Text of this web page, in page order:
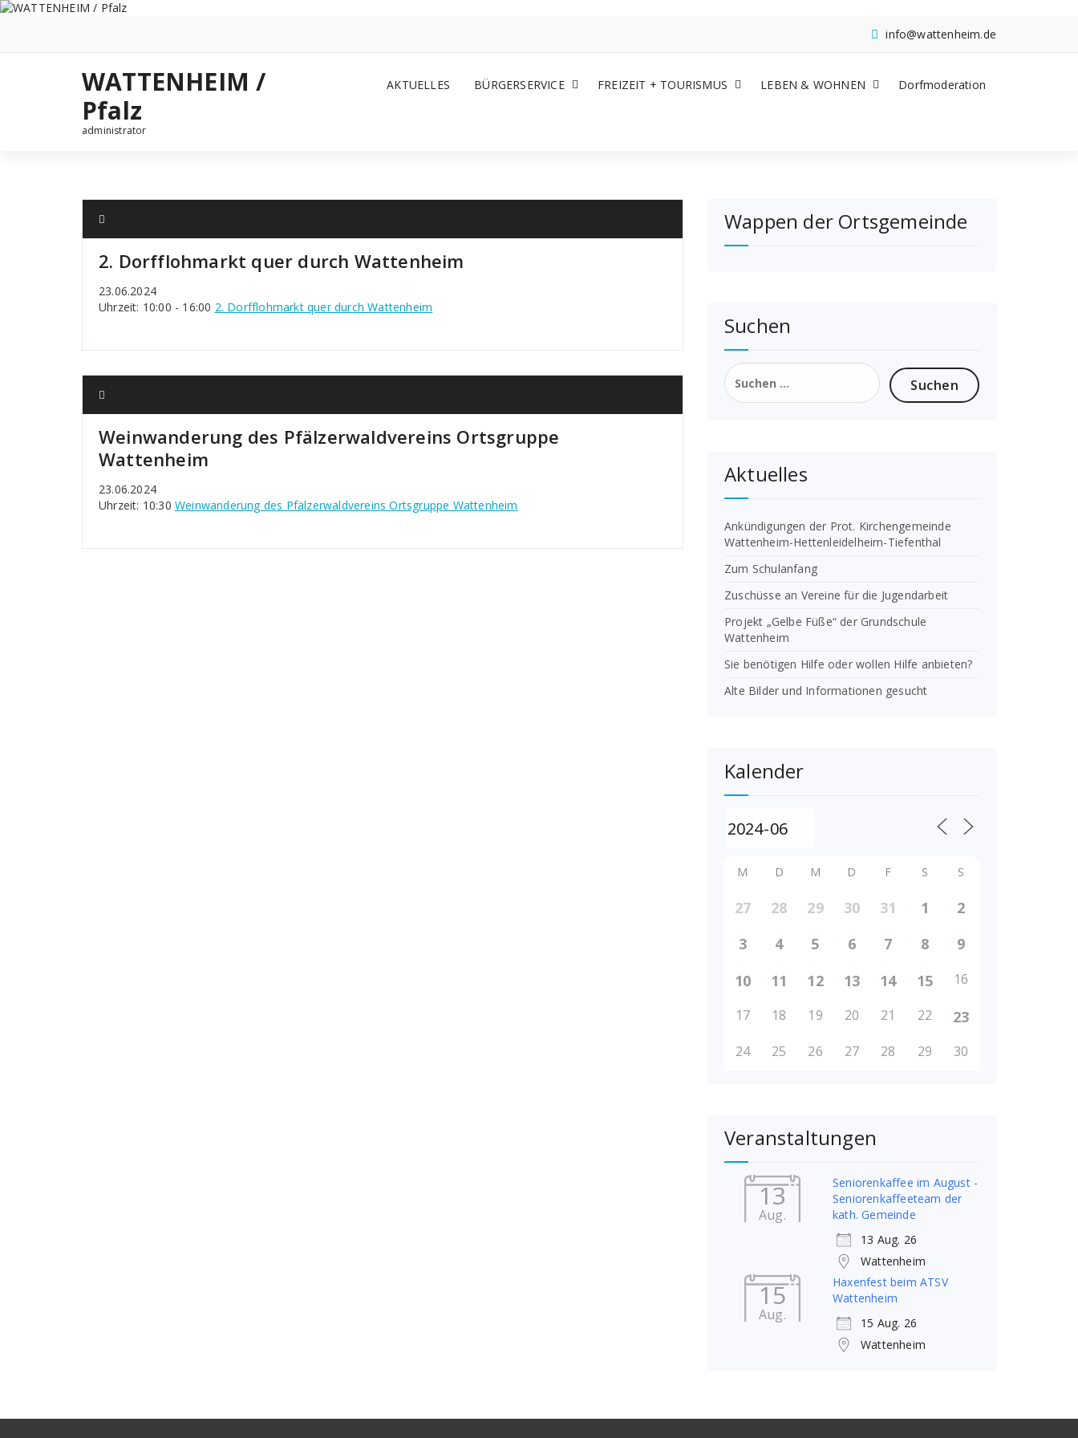
Zum
info@wattenheim.de
WATTENHEIM /
Pfalz
administrator
AKTUELLES BÜRGERSERVICE FREIZEIT + TOURISMUS LEBEN & WOHNEN Dorfmoderation
2. Dorfflohmarkt quer durch Wattenheim
23.06.2024
Uhrzeit: 10:00 - 16:00 2. Dorfflohmarkt quer durch Wattenheim
Weinwanderung des Pfälzerwaldvereins Ortsgruppe
Wattenheim
23.06.2024
Uhrzeit: 10:30 Weinwanderung des Pfälzerwaldvereins Ortsgruppe Wattenheim
Wappen der Ortsgemeinde
Suchen
Suchen
nach:
Aktuelles
Ankündigungen der Prot. Kirchengemeinde
Wattenheim-Hettenleidelheim-Tiefenthal
Zum Schulanfang
Zuschüsse an Vereine für die Jugendarbeit
Projekt „Gelbe Füße“ der Grundschule
Wattenheim
Sie benötigen Hilfe oder wollen Hilfe anbieten?
Alte Bilder und Informationen gesucht
Kalender
M D M D F S S
27 28 29 30 31 1
2
3
4 5 6 7 8
9
10
11 12 13 14 15 16
17 18 19 20 21 22 23
24 25 26 27 28 29 30
Veranstaltungen
13
Aug.
Seniorenkaffee im August -
Seniorenkaffeeteam der
kath. Gemeinde
13 Aug. 26
Wattenheim
15
Aug.
Haxenfest beim ATSV
Wattenheim
15 Aug. 26
Wattenheim